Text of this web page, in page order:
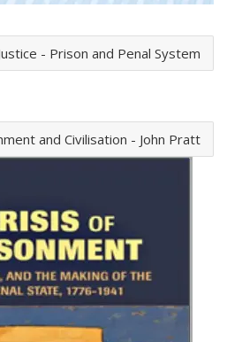
- Prison and Penal System
and Civilisation - John Pratt